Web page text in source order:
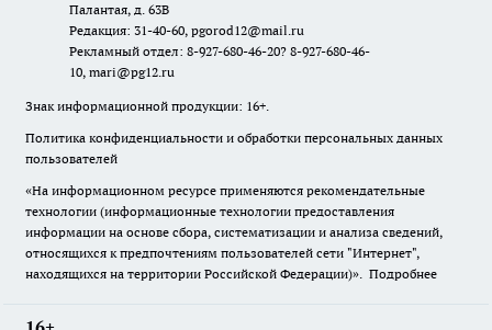
Палантая, д. 63В
Редакция: 31-40-60, pgorod12@mail.ru
Рекламный отдел: 8-927-680-46-20? 8-927-680-46-
10, mari@pg12.ru
Знак информационной продукции: 16+.
Политика конфиденциальности и обработки персональных данных
пользователей
«На информационном ресурсе применяются рекомендательные
технологии (информационные технологии предоставления
информации на основе сбора, систематизации и анализа сведений,
относящихся к предпочтениям пользователей сети "Интернет",
находящихся на территории Российской Федерации)». Подробнее